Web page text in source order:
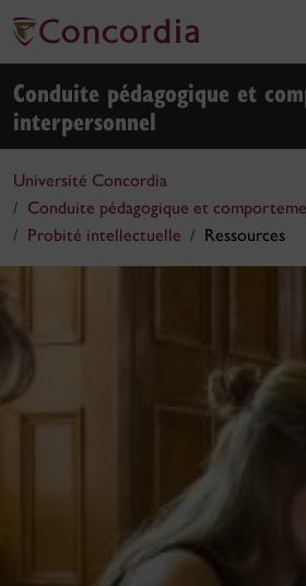
Conduite pédagogique et
interpersonnel
Université Concordia
Conduite pédagogique et
Probité intellectuelle
Ressources